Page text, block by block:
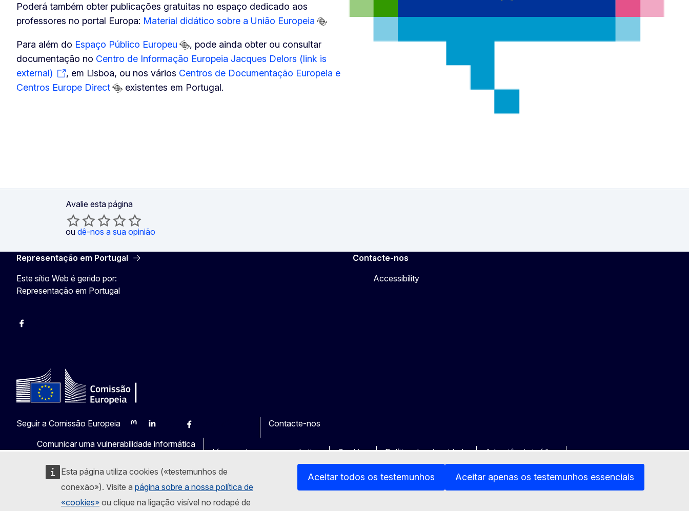
Esta página utiliza cookies («testemunhos de
conexão»). Visite a página sobre a nossa política de
«cookies» ou clique na ligação visível no rodapé de
Aceitar todos os testemunhos Aceitar apenas os testemunhos essenciais
Poderá também obter publicações gratuitas no espaço dedicado aos
professores no portal Europa: Material didático sobre a União Europeia
Para além do Espaço Público Europeu
, pode ainda obter ou consultar
documentação no Centro de Informação Europeia Jacques Delors (link is
external)
, em Lisboa, ou nos vários Centros de Documentação Europeia e
Centros Europe Direct
existentes em Portugal.
Avalie esta página
ou dê-nos a sua opinião
Representação em Portugal
Este sítio Web é gerido por:
Representação em Portugal
Facebook
Contacte-nos
Accessibility
Seguir a Comissão Europeia
MastodonLinkedInBlueskyFacebook
Contacte-nos
Comunicar uma vulnerabilidade informática
Línguas dos nossos websites
Cookies Política de privacidade Advertência jurídica